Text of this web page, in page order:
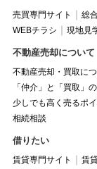
売買専門サイト 総
WEBチラシ
現地見
不動産売却について
不動産売却・買取に
「仲介」と「買取」
少しでも高く売るポ
相続相談
借りたい
賃貸専門サイト 賃